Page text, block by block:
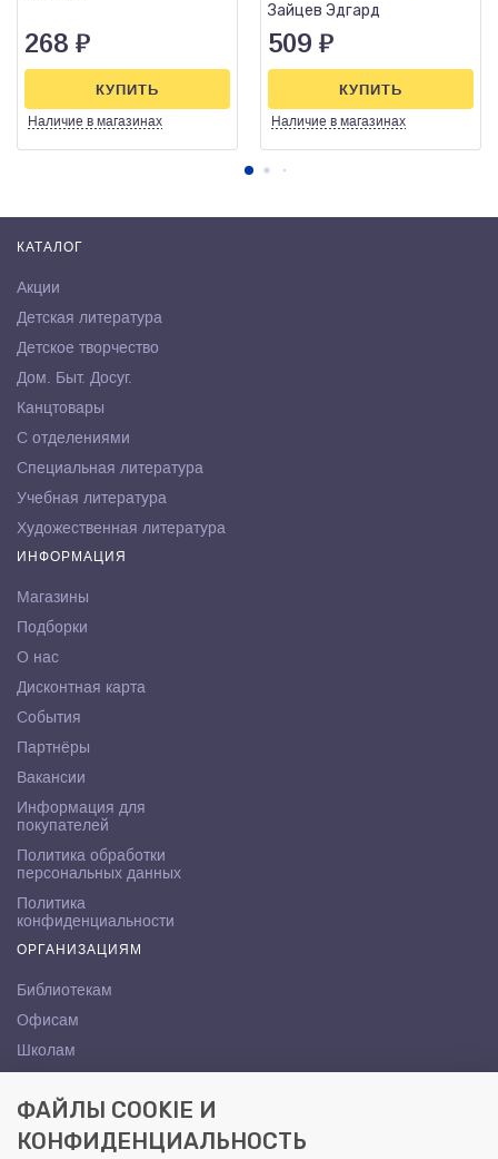
268 ₽
Наличие в магазинах
КУПИТЬ
Зайцев Эдгард
509 ₽
Наличие в магазинах
КУПИТЬ
КАТАЛОГ
Акции
Детская литература
Детское творчество
Дом. Быт. Досуг.
Канцтовары
С отделениями
Специальная литература
Учебная литература
Художественная литература
ИНФОРМАЦИЯ
Магазины
Подборки
О нас
Дисконтная карта
События
Партнёры
Вакансии
Информация для
покупателей
Политика обработки
персональных данных
Политика
конфиденциальности
ОРГАНИЗАЦИЯМ
Библиотекам
Офисам
Школам
КОНТАКТЫ
Саратов, ул. Осипова, 10А
ФАЙЛЫ COOKIE И
КОНФИДЕНЦИАЛЬНОСТЬ